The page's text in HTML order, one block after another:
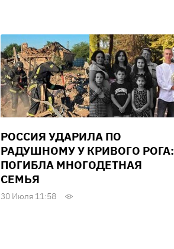
РОССИЯ УДАРИЛА ПО
РАДУШНОМУ У КРИВОГО РОГА:
ПОГИБЛА МНОГОДЕТНАЯ
СЕМЬЯ
30 Июля 11:58